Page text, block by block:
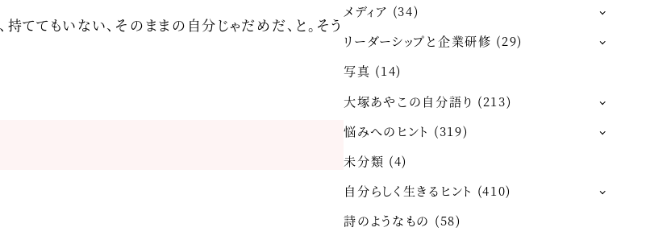
ててもいない、そのままの自分じゃだめだ、と。そう
メディア (34)
リーダーシップと企業研修 (29)
写真 (14)
大塚あやこの自分語り (213)
悩みへのヒント (319)
未分類 (4)
自分らしく生きるヒント (410)
詩のようなもの (58)